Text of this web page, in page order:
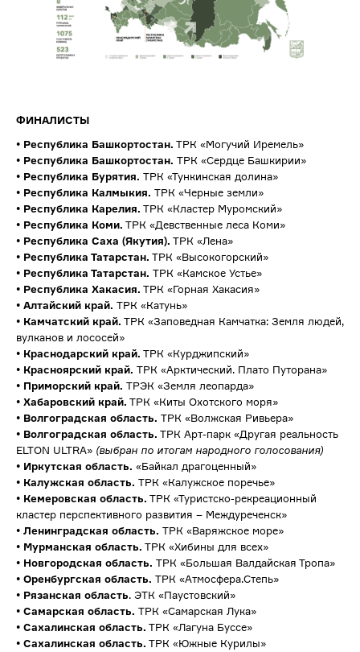
ФИНАЛИСТЫ
• Республика Башкортостан. ТРК «Могучий Иремель»
• Республика Башкортостан. ТРК «Сердце Башкирии»
• Республика Бурятия. ТРК «Тункинская долина»
• Республика Калмыкия. ТРК «Черные земли»
• Республика Карелия. ТРК «Кластер Муромский»
• Республика Коми. ТРК «Девственные леса Коми»
• Республика Саха (Якутия). ТРК «Лена»
• Республика Татарстан. ТРК «Высокогорский»
• Республика Татарстан. ТРК «Камское Устье»
• Республика Хакасия. ТРК «Горная Хакасия»
• Алтайский край. ТРК «Катунь»
• Камчатский край. ТРК «Заповедная Камчатка: Земля людей,
вулканов и лососей»
• Краснодарский край. ТРК «Курджипский»
• Красноярский край. ТРК «Арктический. Плато Путорана»
• Приморский край. ТРЭК «Земля леопарда»
• Хабаровский край. ТРК «Киты Охотского моря»
• Волгоградская область. ТРК «Волжская Ривьера»
• Волгоградская область. ТРК Арт-парк «Другая реальность
ELTON ULTRA» (выбран по итогам народного голосования)
• Иркутская область. «Байкал драгоценный»
• Калужская область. ТРК «Калужское поречье»
• Кемеровская область. ТРК «Туристско-рекреационный
кластер перспективного развития – Междуреченск»
• Ленинградская область. ТРК «Варяжское море»
• Мурманская область. ТРК «Хибины для всех»
• Новгородская область. ТРК «Большая Валдайская Тропа»
• Оренбургская область. ТРК «Атмосфера.Степь»
• Рязанская область. ЭТК «Паустовский»
• Самарская область. ТРК «Самарская Лука»
• Сахалинская область. ТРК «Лагуна Буссе»
• Сахалинская область. ТРК «Южные Курилы»